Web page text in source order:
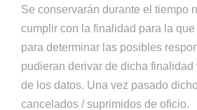
Se conservarán durante el tiempo
cumplir con la finalidad para la
para determinar las posibles
pudieran derivar de dicha finalidad
de los datos. Una vez pasado
cancelados / suprimidos de oficio.